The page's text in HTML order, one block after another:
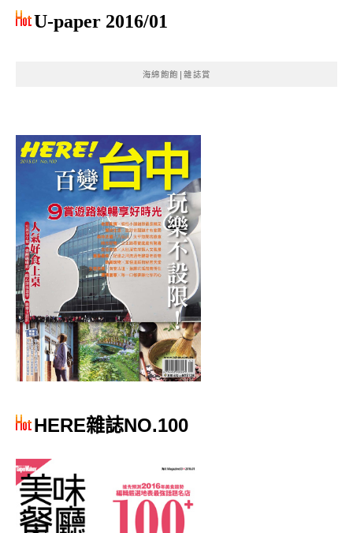
U-paper 2016/01
海綿飽飽|雜誌賞
HERE雜誌NO.100